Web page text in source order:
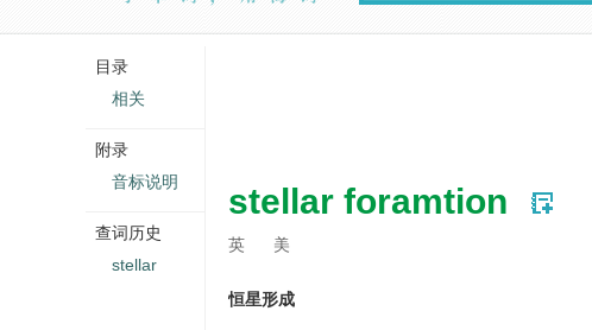
stellar foramtion
英 美
恒星形成
目录
相关
附录
音标说明
查词历史
stellar